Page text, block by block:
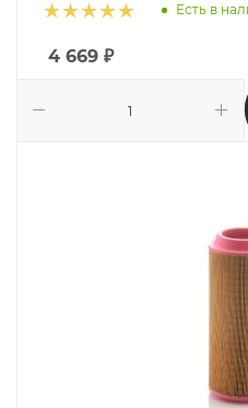
Есть в
4 669 ₽